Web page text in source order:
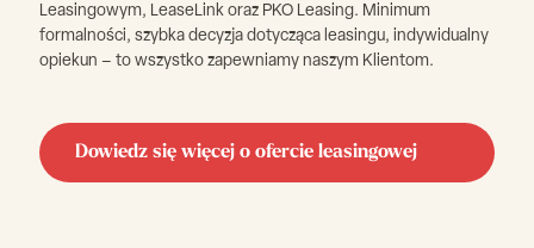
Leasingowym, LeaseLink oraz PKO Leasing. Minimum
formalności, szybka decyzja dotycząca leasingu, indywidualny
opiekun – to wszystko zapewniamy naszym Klientom.
Dowiedz się więcej o ofercie leasingowej